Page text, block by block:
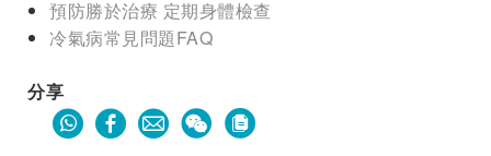
預防勝於治療 定期身體檢查
冷氣病常見問題FAQ
分享